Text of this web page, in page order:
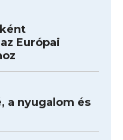
Európai
a nyugalom és